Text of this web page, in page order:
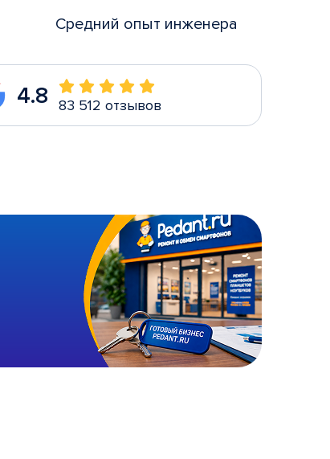
Средний опыт инженера
4.8 83 512 отзывов